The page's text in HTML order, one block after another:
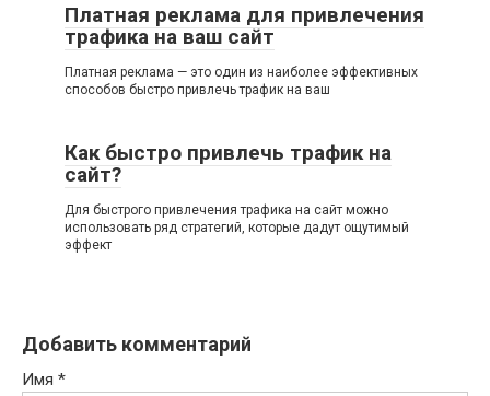
Платная реклама для привлечения
трафика на ваш сайт
Платная реклама — это один из наиболее эффективных
способов быстро привлечь трафик на ваш
Как быстро привлечь трафик на
сайт?
Для быстрого привлечения трафика на сайт можно
использовать ряд стратегий, которые дадут ощутимый
эффект
Добавить комментарий
Имя *